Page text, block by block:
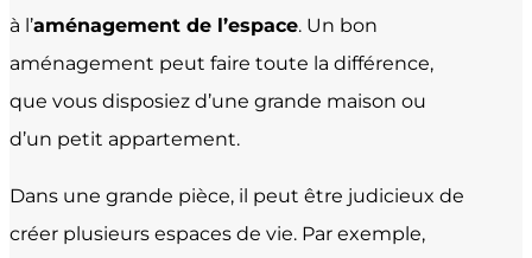
à l’aménagement de l’espace. Un bon
aménagement peut faire toute la différence,
que vous disposiez d’une grande maison ou
d’un petit appartement.
Dans une grande pièce, il peut être judicieux de
créer plusieurs espaces de vie. Par exemple,